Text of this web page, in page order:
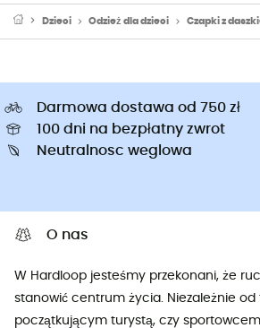
Dzieci Odzież dla dzieci Czapki z
Darmowa dostawa od 750 zł
100 dni na bezpłatny zwrot
Neutralnosc weglowa
O nas
W Hardloop jesteśmy przekonani, że
stanowić centrum życia. Niezależnie od
początkującym turystą, czy